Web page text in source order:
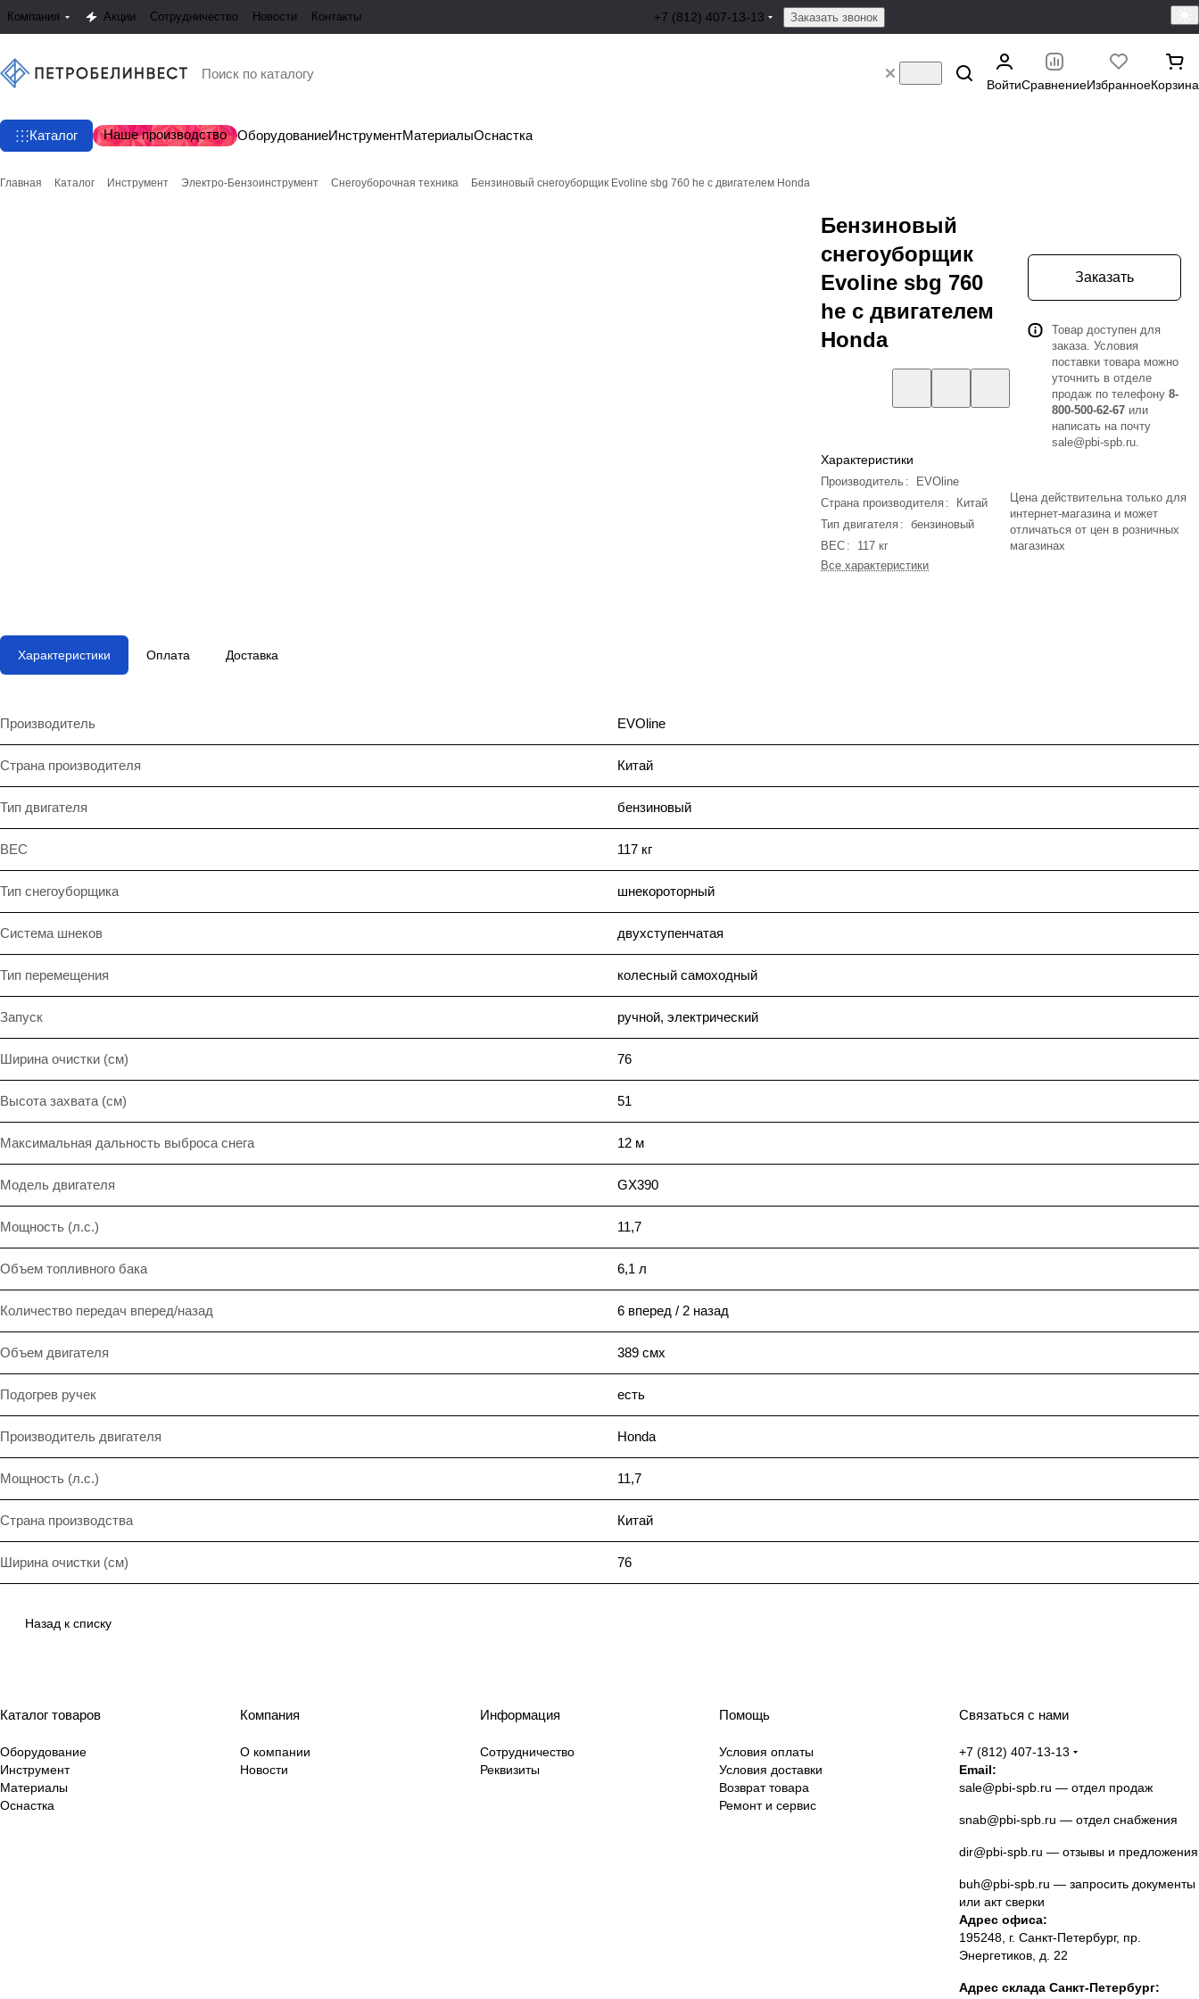
Компания Акции Сотрудничество Новости Контакты +7 (812) 407-13-13 Заказать звонок
ВойтиСравнениеИзбранноеКорзина
Каталог Наше производство ОборудованиеИнструментМатериалыОснастка
Главная Каталог Инструмент Электро-Бензоинструмент Снегоуборочная техника Бензиновый снегоуборщик Evoline sbg 760 he с двигателем Honda
Бензиновый
снегоуборщик
Evoline sbg 760
he с двигателем
Honda
Характеристики
Производитель :
EVOline
Страна производителя :
Китай
Тип двигателя : бензиновый
ВЕС :
117 кг
Все характеристики
Заказать
Товар доступен для
заказа. Условия
поставки товара можно
уточнить в отделе
продаж по телефону 8-
800-500-62-67 или
написать на почту
sale@pbi-spb.ru.
Цена действительна только для
интернет-магазина и может
отличаться от цен в розничных
магазинах
Характеристики Оплата Доставка
Производитель EVOline
Страна производителя Китай
Тип двигателя бензиновый
ВЕС 117 кг
Тип снегоуборщика шнекороторный
Система шнеков двухступенчатая
Тип перемещения колесный самоходный
Запуск ручной, электрический
Ширина очистки (см) 76
Высота захвата (см) 51
Максимальная дальность выброса снега 12 м
Модель двигателя GX390
Мощность (л.с.) 11,7
Объем топливного бака 6,1 л
Количество передач вперед/назад 6 вперед / 2 назад
Объем двигателя 389 смх
Подогрев ручек есть
Производитель двигателя Honda
Мощность (л.с.) 11,7
Страна производства Китай
Ширина очистки (см) 76
Назад к списку
Каталог товаров
Оборудование
Инструмент
Материалы
Оснастка
Компания
О компании
Новости
Информация
Сотрудничество
Реквизиты
Помощь
Условия оплаты
Условия доставки
Возврат товара
Ремонт и сервис
Связаться с нами
+7 (812) 407-13-13
Email:
sale@pbi-spb.ru — отдел продаж
snab@pbi-spb.ru — отдел снабжения
dir@pbi-spb.ru — отзывы и предложения
buh@pbi-spb.ru — запросить документы
или акт сверки
Адрес офиса:
195248, г. Санкт-Петербург, пр.
Энергетиков, д. 22
Адрес склада Санкт-Петербург: